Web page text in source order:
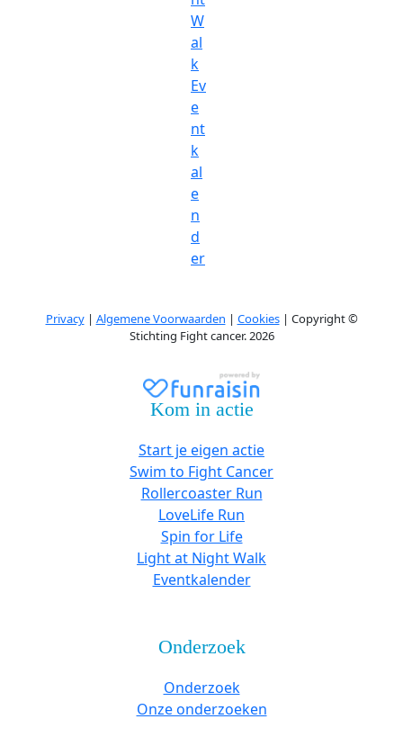
W
al
k
Ev
e
nt
k
al
e
n
d
er
Privacy| Algemene Voorwaarden | Cookies| Copyright ©
Stichting Fight cancer. 2026
Kom in actie
Start je eigen actie
Swim to Fight Cancer
Rollercoaster Run
LoveLife Run
Spin for Life
Light at Night Walk
Eventkalender
Onderzoek
Onderzoek
Onze onderzoeken